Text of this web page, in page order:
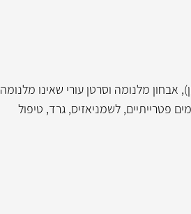
, אבחון מלנומה וסרטן עורי שאינו מלנומה
פטרייתיים, לשמניאזיס, גרד, טיפול